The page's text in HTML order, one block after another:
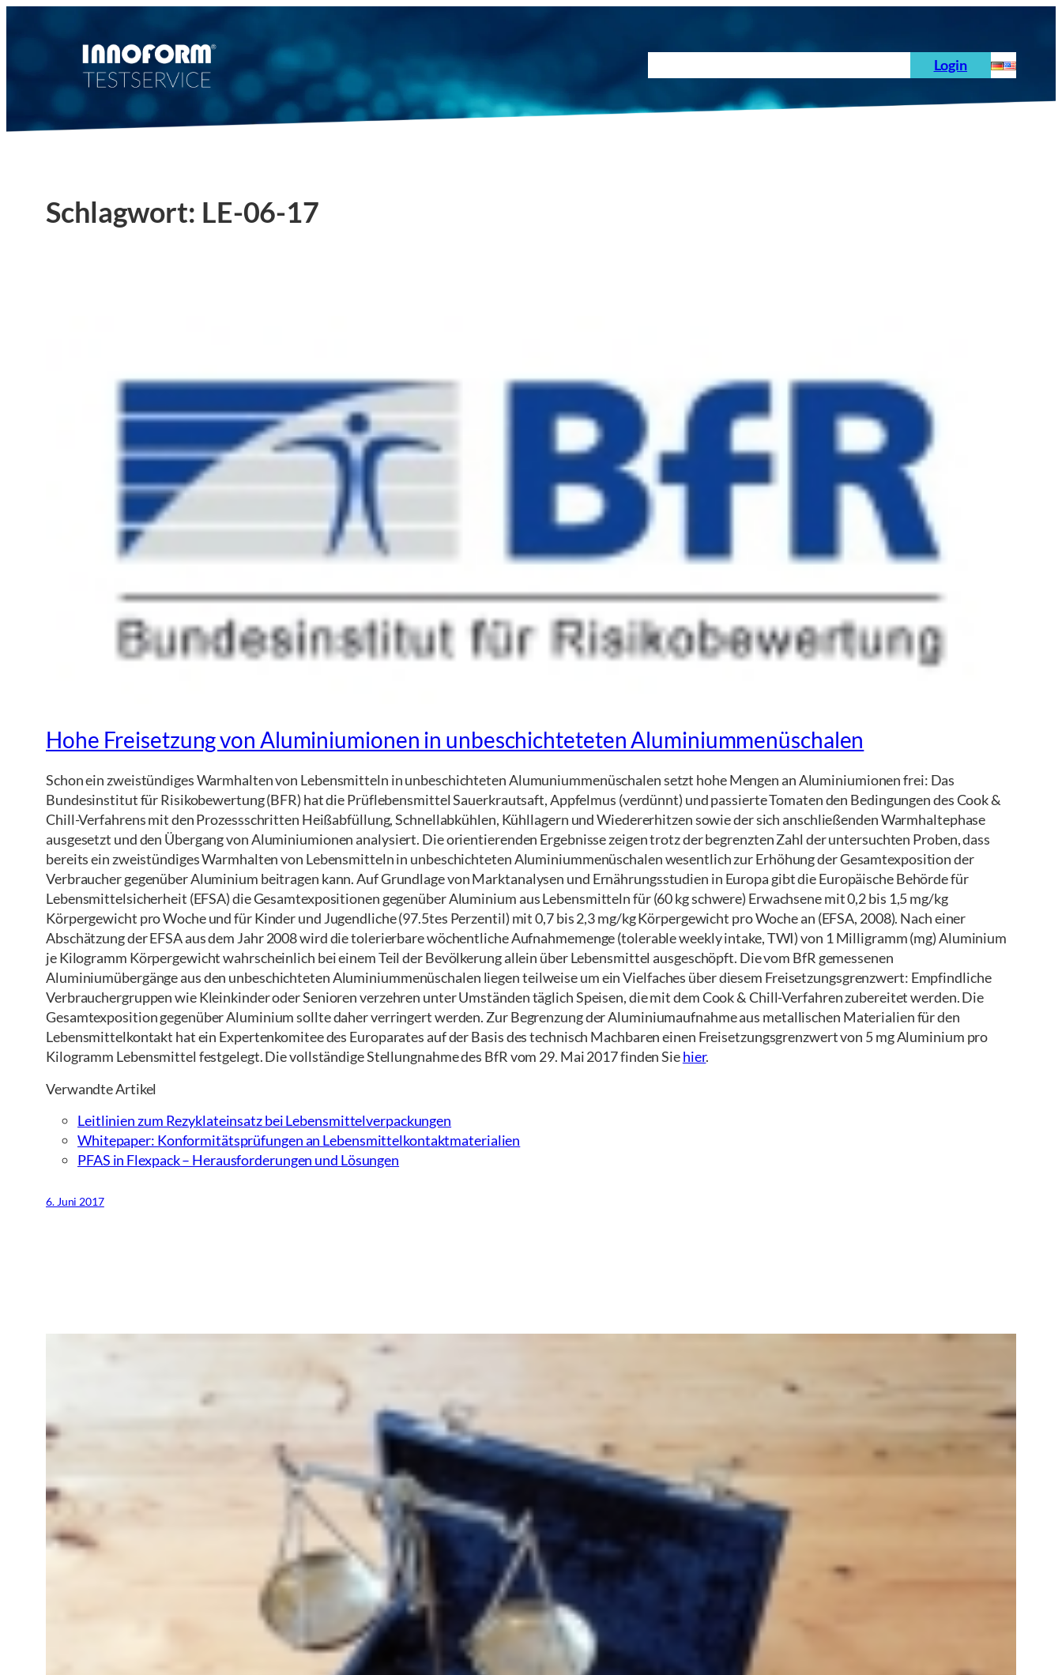
Login
Schlagwort: LE-06-17
Hohe Freisetzung von Aluminiumionen in unbeschichteteten Aluminiummenüschalen
Schon ein zweistündiges Warmhalten von Lebensmitteln in unbeschichteten Alumuniummenüschalen setzt hohe Mengen an Aluminiumionen frei: Das
Bundesinstitut für Risikobewertung (BFR) hat die Prüflebensmittel Sauerkrautsaft, Appfelmus (verdünnt) und passierte Tomaten den Bedingungen des Cook &
Chill-Verfahrens mit den Prozessschritten Heißabfüllung, Schnellabkühlen, Kühllagern und Wiedererhitzen sowie der sich anschließenden Warmhaltephase
ausgesetzt und den Übergang von Aluminiumionen analysiert. Die orientierenden Ergebnisse zeigen trotz der begrenzten Zahl der untersuchten Proben, dass
bereits ein zweistündiges Warmhalten von Lebensmitteln in unbeschichteten Aluminiummenüschalen wesentlich zur Erhöhung der Gesamtexposition der
Verbraucher gegenüber Aluminium beitragen kann. Auf Grundlage von Marktanalysen und Ernährungsstudien in Europa gibt die Europäische Behörde für
Lebensmittelsicherheit (EFSA) die Gesamtexpositionen gegenüber Aluminium aus Lebensmitteln für (60 kg schwere) Erwachsene mit 0,2 bis 1,5 mg/kg
Körpergewicht pro Woche und für Kinder und Jugendliche (97.5tes Perzentil) mit 0,7 bis 2,3 mg/kg Körpergewicht pro Woche an (EFSA, 2008). Nach einer
Abschätzung der EFSA aus dem Jahr 2008 wird die tolerierbare wöchentliche Aufnahmemenge (tolerable weekly intake, TWI) von 1 Milligramm (mg) Aluminium
je Kilogramm Körpergewicht wahrscheinlich bei einem Teil der Bevölkerung allein über Lebensmittel ausgeschöpft. Die vom BfR gemessenen
Aluminiumübergänge aus den unbeschichteten Aluminiummenüschalen liegen teilweise um ein Vielfaches über diesem Freisetzungsgrenzwert: Empfindliche
Verbrauchergruppen wie Kleinkinder oder Senioren verzehren unter Umständen täglich Speisen, die mit dem Cook & Chill-Verfahren zubereitet werden. Die
Gesamtexposition gegenüber Aluminium sollte daher verringert werden. Zur Begrenzung der Aluminiumaufnahme aus metallischen Materialien für den
Lebensmittelkontakt hat ein Expertenkomitee des Europarates auf der Basis des technisch Machbaren einen Freisetzungsgrenzwert von 5 mg Aluminium pro
Kilogramm Lebensmittel festgelegt. Die vollständige Stellungnahme des BfR vom 29. Mai 2017 finden Siehier.
Verwandte Artikel
Leitlinien zum Rezyklateinsatz bei Lebensmittelverpackungen
Whitepaper: Konformitätsprüfungen an Lebensmittelkontaktmaterialien
PFAS in Flexpack – Herausforderungen und Lösungen
6. Juni 2017